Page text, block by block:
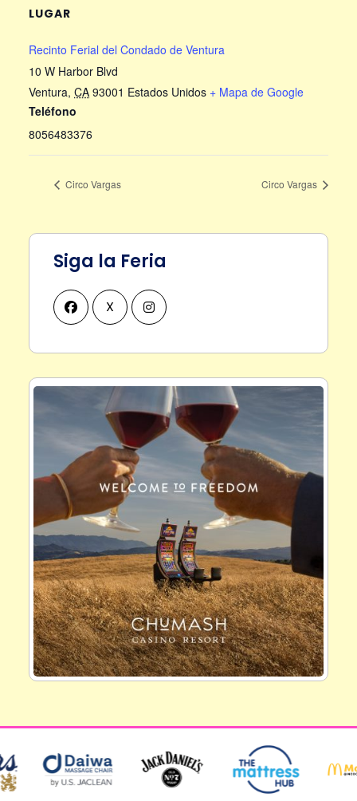
LUGAR
Recinto Ferial del Condado de Ventura
10 W Harbor Blvd
Ventura, CA 93001 Estados Unidos + Mapa de Google
Teléfono
8056483376
Circo Vargas Circo Vargas
Siga la Feria
X